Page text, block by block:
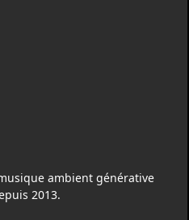
ambient générative
2013.